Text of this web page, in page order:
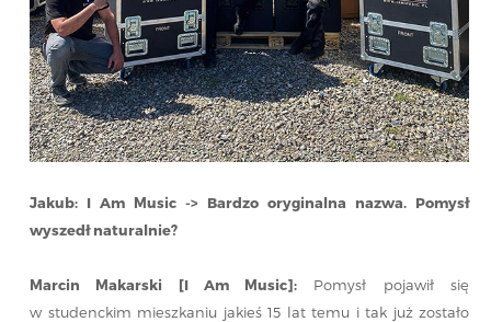
Jakub: I Am Music -> Bardzo oryginalna nazwa. Pomysł
wyszedł naturalnie?
Marcin Makarski [I Am Music]: Pomysł pojawił się
w studenckim mieszkaniu jakieś 15 lat temu i tak już zostało